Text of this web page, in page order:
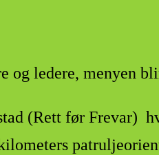
ledere, menyen
(Rett før Frevar)